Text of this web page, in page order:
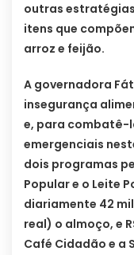
outras
itens que
arroz e feijão.
A governadora
insegurança
e, para combatê-
emergenciais
dois programas
Popular e o Leite
diariamente 42
real) o almoço, e
Café Cidadão e a